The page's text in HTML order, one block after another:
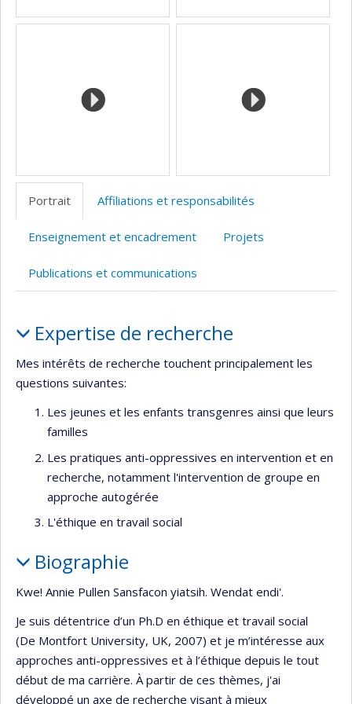
Portrait Affiliations et responsabilités
Enseignement et encadrement Projets
Publications et communications
Expertise de recherche
Mes intérêts de recherche touchent principalement les
questions suivantes:
Les jeunes et les enfants transgenres ainsi que leurs
familles
Les pratiques anti-oppressives en intervention et en
recherche, notamment l'intervention de groupe en
approche autogérée
L'éthique en travail social
Biographie
Kwe! Annie Pullen Sansfacon yiatsih. Wendat endi'.
Je suis détentrice d’un Ph.D en éthique et travail social
(De Montfort University, UK, 2007) et je m’intéresse aux
approches anti-oppressives et à l’éthique depuis le tout
début de ma carrière. À partir de ces thèmes, j'ai
développé un axe de recherche visant à mieux